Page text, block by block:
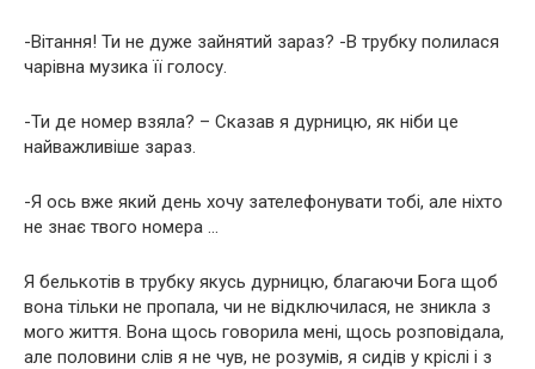
-Вітання! Ти не дуже зайнятий зараз? -В трубку полилася
чарівна музика її голосу.
-Ти де номер взяла? – Сказав я дурницю, як ніби це
найважливіше зараз.
-Я ось вже який день хочу зателефонувати тобі, але ніхто
не знає твого номера …
Я белькотів в трубку якусь дурницю, благаючи Бога щоб
вона тільки не пропала, чи не відключилася, не зникла з
мого життя. Вона щось говорила мені, щось розповідала,
але половини слів я не чув, не розумів, я сидів у кріслі і з